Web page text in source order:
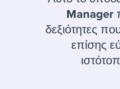
Attend webinars & events
Attend webinars & events
Attend webinars & events
Manager
δεξιότητες
επίσης